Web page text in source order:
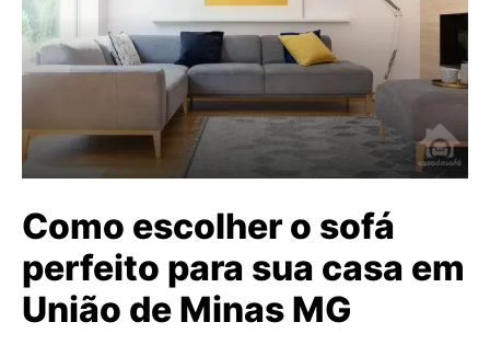
Como escolher o sofá
perfeito para sua casa em
União de Minas MG